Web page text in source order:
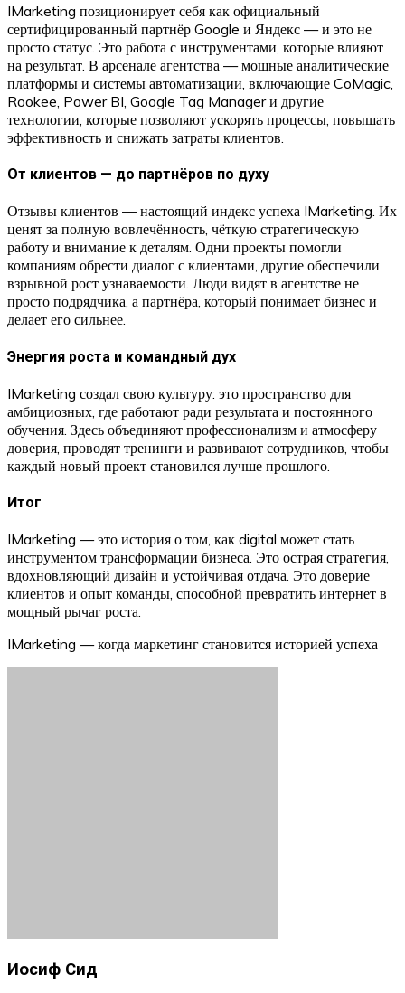
IMarketing позиционирует себя как официальный
сертифицированный партнёр Google и Яндекс — и это не
просто статус. Это работа с инструментами, которые влияют
на результат. В арсенале агентства — мощные аналитические
платформы и системы автоматизации, включающие CoMagic,
Rookee, Power BI, Google Tag Manager и другие
технологии, которые позволяют ускорять процессы, повышать
эффективность и снижать затраты клиентов.
От клиентов — до партнёров по духу
Отзывы клиентов — настоящий индекс успеха IMarketing. Их
ценят за полную вовлечённость, чёткую стратегическую
работу и внимание к деталям. Одни проекты помогли
компаниям обрести диалог с клиентами, другие обеспечили
взрывной рост узнаваемости. Люди видят в агентстве не
просто подрядчика, а партнёра, который понимает бизнес и
делает его сильнее.
Энергия роста и командный дух
IMarketing создал свою культуру: это пространство для
амбициозных, где работают ради результата и постоянного
обучения. Здесь объединяют профессионализм и атмосферу
доверия, проводят тренинги и развивают сотрудников, чтобы
каждый новый проект становился лучше прошлого.
Итог
IMarketing — это история о том, как digital может стать
инструментом трансформации бизнеса. Это острая стратегия,
вдохновляющий дизайн и устойчивая отдача. Это доверие
клиентов и опыт команды, способной превратить интернет в
мощный рычаг роста.
IMarketing — когда маркетинг становится историей успеха
Иосиф Сид